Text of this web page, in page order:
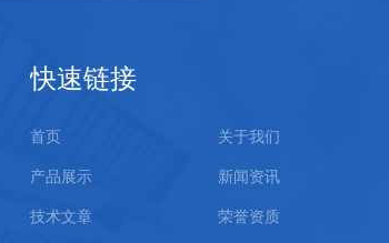
快速链接
首页 关于我们
产品展示 新闻资讯
技术文章 荣誉资质